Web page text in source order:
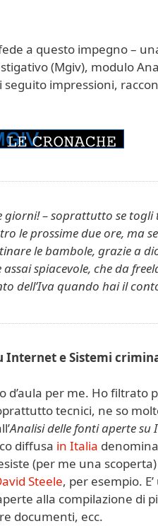
a questo impegno –
(Mgiv), modulo
impressioni,
– soprattutto se togli
le prossime due ore, ma
le bambole, grazie a
spiacevole, che da
dell’Iva quando hai il
Internet e Sistemi
d’aula per me. Ho filtrato
tecnici, ne so
Analisi delle fonti aperte su
diffusa in Italia
(per me una
Steele, per esempio.
alla compilazione di
documenti, ecc.